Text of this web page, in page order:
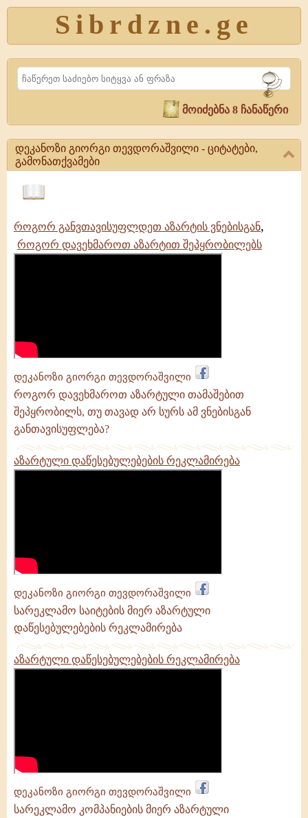
Sibrdzne.ge
Search
მოიძებნა 8 ჩანაწერი
დეკანოზი გიორგი თევდორაშვილი - ციტატები,
გამონათქვამები
დეკანოზი
გიორგი
ციტატები,
გამონათქვამები
ამონარიდები,
გამონათქვამები
როგორ განვთავისუფლდეთ აზარტის ვნებისგან,
როგორ დავეხმაროთ აზარტით შეპყრობილებს
დეკანოზი გიორგი თევდორაშვილი
როგორ დავეხმაროთ აზარტული თამაშებით
შეპყრობილს, თუ თავად არ სურს ამ ვნებისგან
განთავისუფლება?
აზარტული დაწესებულებების რეკლამირება
დეკანოზი გიორგი თევდორაშვილი
სარეკლამო საიტების მიერ აზარტული
დაწესებულებების რეკლამირება
აზარტული დაწესებულებების რეკლამირება
დეკანოზი გიორგი თევდორაშვილი
სარეკლამო კომპანიების მიერ აზარტული